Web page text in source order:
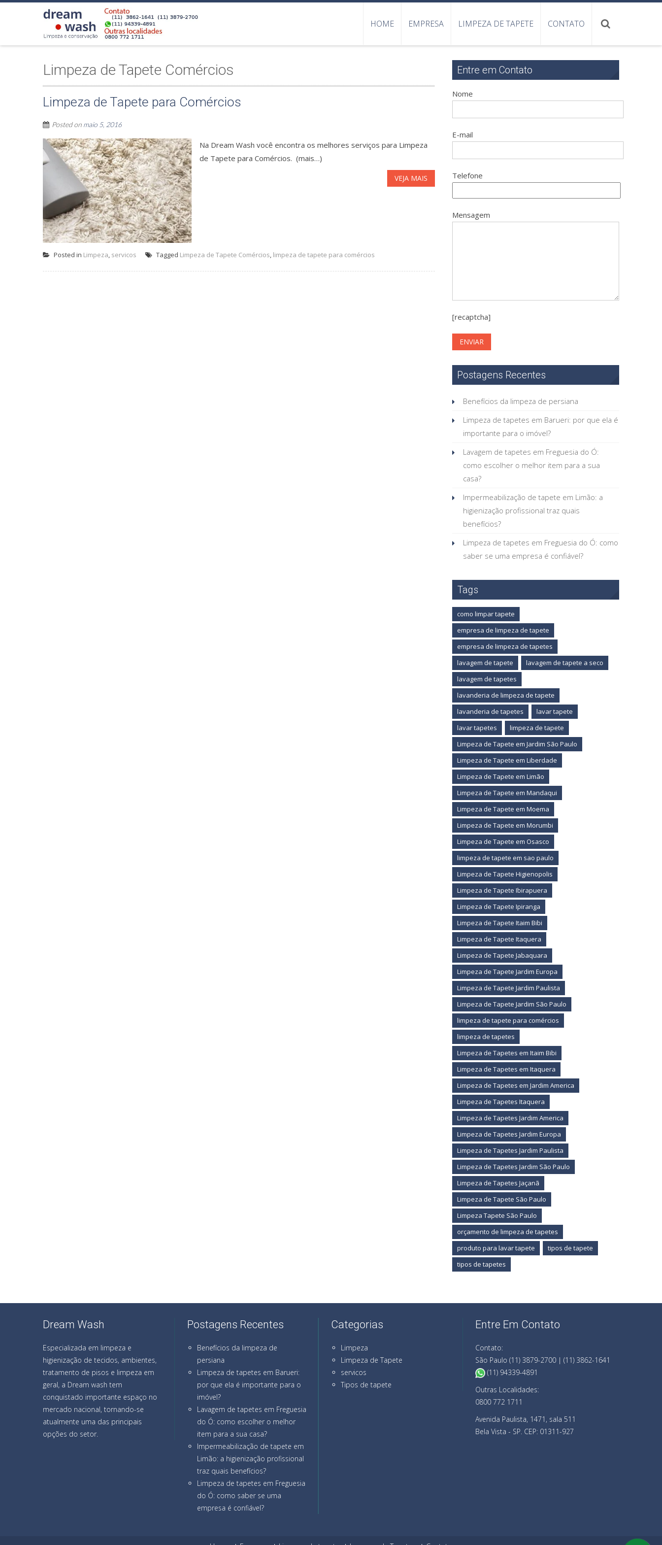
HOME EMPRESA LIMPEZA DE TAPETE CONTATO
Limpeza de Tapete Comércios
Limpeza de Tapete para Comércios
Posted on maio 5, 2016
Na Dream Wash você encontra os melhores serviços para Limpeza
de Tapete para Comércios. (mais…)
VEJA MAIS
Posted in Limpeza, servicos Tagged Limpeza de Tapete Comércios, limpeza de tapete para comércios
Entre em Contato
Nome
E-mail
Telefone
Mensagem
[recaptcha]
Postagens Recentes
Benefícios da limpeza de persiana
Limpeza de tapetes em Barueri: por que ela é
importante para o imóvel?
Lavagem de tapetes em Freguesia do Ó:
como escolher o melhor item para a sua
casa?
Impermeabilização de tapete em Limão: a
higienização profissional traz quais
benefícios?
Limpeza de tapetes em Freguesia do Ó: como
saber se uma empresa é confiável?
Tags
como limpar tapete
empresa de limpeza de tapete
empresa de limpeza de tapetes
lavagem de tapete
lavagem de tapete a seco
lavagem de tapetes
lavanderia de limpeza de tapete
lavanderia de tapetes
lavar tapete
lavar tapetes
limpeza de tapete
Limpeza de Tapete em Jardim São Paulo
Limpeza de Tapete em Liberdade
Limpeza de Tapete em Limão
Limpeza de Tapete em Mandaqui
Limpeza de Tapete em Moema
Limpeza de Tapete em Morumbi
Limpeza de Tapete em Osasco
limpeza de tapete em sao paulo
Limpeza de Tapete Higienopolis
Limpeza de Tapete Ibirapuera
Limpeza de Tapete Ipiranga
Limpeza de Tapete Itaim Bibi
Limpeza de Tapete Itaquera
Limpeza de Tapete Jabaquara
Limpeza de Tapete Jardim Europa
Limpeza de Tapete Jardim Paulista
Limpeza de Tapete Jardim São Paulo
limpeza de tapete para comércios
limpeza de tapetes
Limpeza de Tapetes em Itaim Bibi
Limpeza de Tapetes em Itaquera
Limpeza de Tapetes em Jardim America
Limpeza de Tapetes Itaquera
Limpeza de Tapetes Jardim America
Limpeza de Tapetes Jardim Europa
Limpeza de Tapetes Jardim Paulista
Limpeza de Tapetes Jardim São Paulo
Limpeza de Tapetes Jaçanã
Limpeza de Tapete São Paulo
Limpeza Tapete São Paulo
orçamento de limpeza de tapetes
produto para lavar tapete
tipos de tapete
tipos de tapetes
Dream Wash
Especializada em limpeza e
higienização de tecidos, ambientes,
tratamento de pisos e limpeza em
geral, a Dream wash tem
conquistado importante espaço no
mercado nacional, tornando-se
atualmente uma das principais
opções do setor.
Postagens Recentes
Benefícios da limpeza de
persiana
Limpeza de tapetes em Barueri:
por que ela é importante para o
imóvel?
Lavagem de tapetes em Freguesia
do Ó: como escolher o melhor
item para a sua casa?
Impermeabilização de tapete em
Limão: a higienização profissional
traz quais benefícios?
Limpeza de tapetes em Freguesia
do Ó: como saber se uma
empresa é confiável?
Categorias
Limpeza
Limpeza de Tapete
servicos
Tipos de tapete
Entre Em Contato
Contato:
São Paulo (11) 3879-2700 | (11) 3862-1641
(11) 94339-4891
Outras Localidades:
0800 772 1711
Avenida Paulista, 1471, sala 511
Bela Vista - SP. CEP: 01311-927